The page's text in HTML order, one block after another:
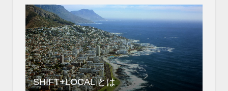
SHIFT+LOCAL とは